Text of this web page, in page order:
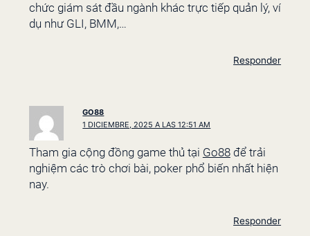
chức giám sát đầu ngành khác trực tiếp quản lý, ví
dụ như GLI, BMM,…
Responder
GO88
1 DICIEMBRE, 2025 A LAS 12:51 AM
Tham gia cộng đồng game thủ tại Go88để trải
nghiệm các trò chơi bài, poker phổ biến nhất hiện
nay.
Responder